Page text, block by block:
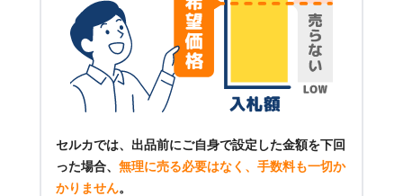
セルカでは、出品前にご自身で設定した金額を下回
った場合、 無理に売る必要はなく、手数料も一切か
かりません。